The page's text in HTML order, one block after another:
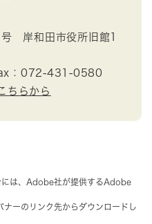
岸和田市役所旧館1
：072-431-0580
ちらから
には、Adobe社が提供するAdobe
ーのリンク先からダウンロードし